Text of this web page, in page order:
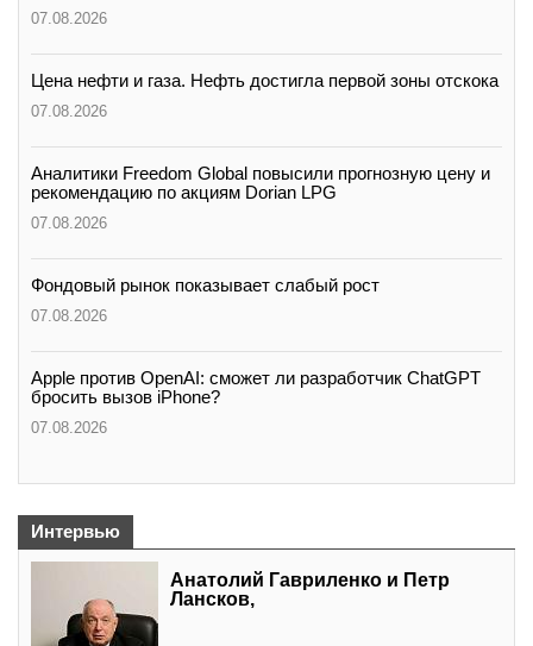
07.08.2026
Цена нефти и газа. Нефть достигла первой зоны отскока
07.08.2026
Аналитики Freedom Global повысили прогнозную цену и
рекомендацию по акциям Dorian LPG
07.08.2026
Фондовый рынок показывает слабый рост
07.08.2026
Apple против OpenAI: сможет ли разработчик ChatGPT
бросить вызов iPhone?
07.08.2026
Интервью
Анатолий Гавриленко и Петр
Лансков,